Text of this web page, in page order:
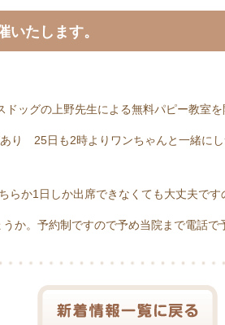
いたします。
ッグの上野先生による無料パピー教室を
り 25日も2時よりワンちゃんと一緒に
らか1日しか出席できなくても大丈夫で
か。予約制ですので予め当院まで電話で